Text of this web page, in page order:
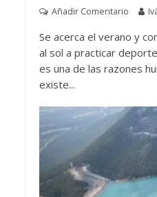
Añadir Comentario
Se acerca el verano y
al sol a practicar
es una de las razones
existe...